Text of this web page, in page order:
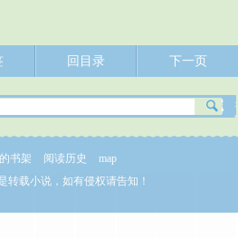
回目录 下一页
书架 阅读历史
map
转载小说，如有侵权请告知！